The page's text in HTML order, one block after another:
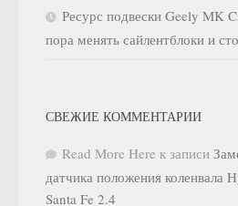
Ресурс подвески Geely MK
пора менять сайлентблоки и
СВЕЖИЕ КОММЕНТАРИИ
Read More Here к записи
датчика положения коленвала
Santa Fe 2.4